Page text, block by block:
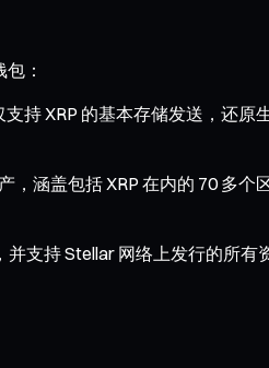
：
持 XRP 的基本存储发送，还原
涵盖包括 XRP 在内的 70 多
支持 Stellar 网络上发行的所